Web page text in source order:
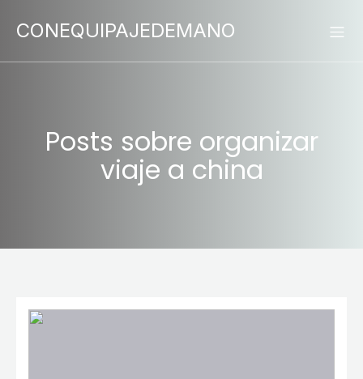
CONEQUIPAJEDEMANO
Posts sobre organizar
viaje a china